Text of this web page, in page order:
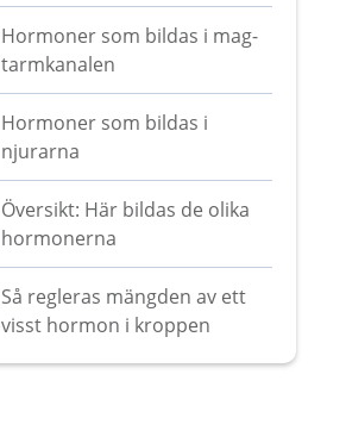
Hormoner som bildas i mag-
tarmkanalen
Hormoner som bildas i
njurarna
Översikt: Här bildas de olika
hormonerna
Så regleras mängden av ett
visst hormon i kroppen